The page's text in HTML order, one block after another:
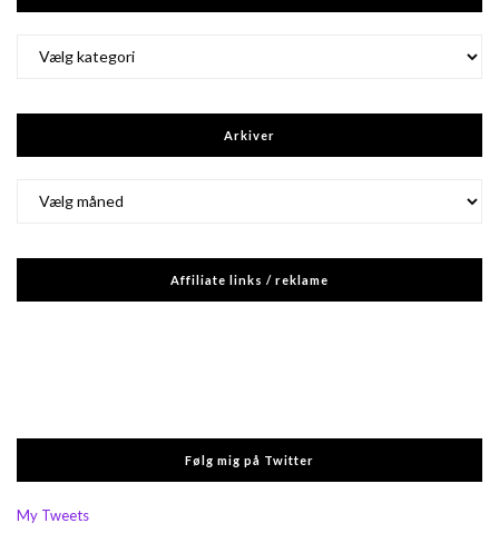
Arkiver
Affiliate links / reklame
Følg mig på Twitter
My Tweets